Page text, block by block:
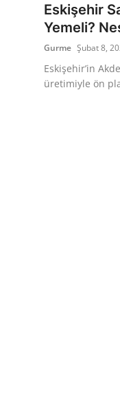
Mutfak Püf
Mekan & Lezzet
Temel Gıda ve Ürün
Eskişehir
Yemeli?
Gurme Şubat 8,
Eskişehir’in
üretimiyle ön